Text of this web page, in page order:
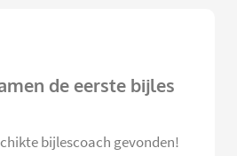
de eerste bijles
bijlescoach gevonden!